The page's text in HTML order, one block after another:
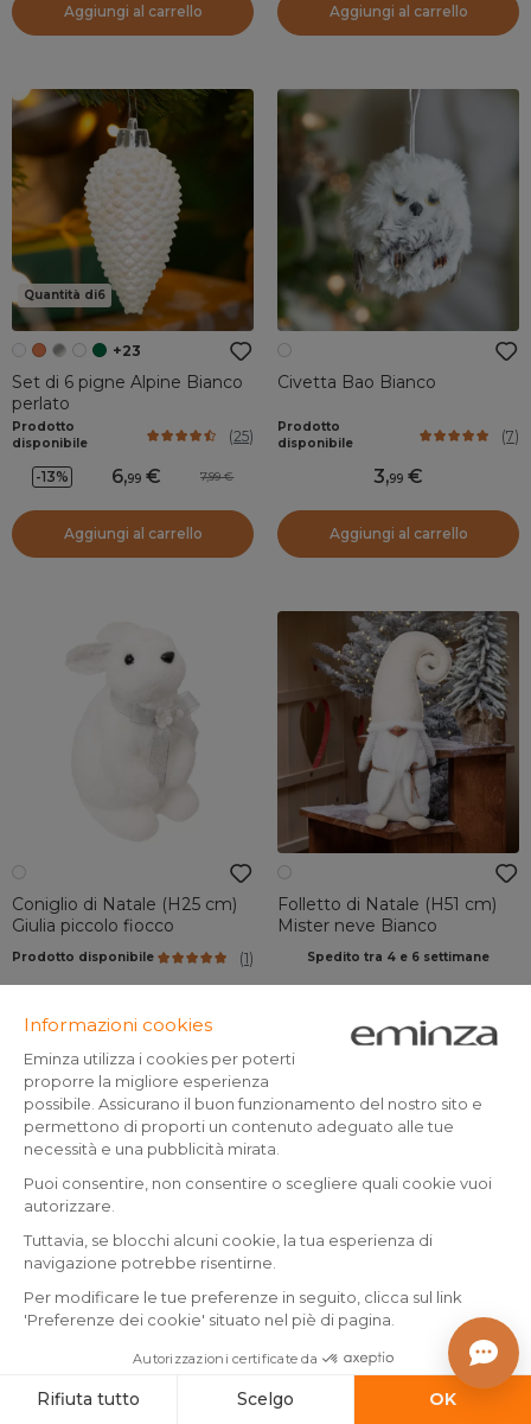
Aggiungi al carrello Aggiungi al carrello
Quantità di6
+23
Set di 6 pigne Alpine Bianco
perlato
Prodotto
disponibile
(25)
-13% 6,99 7,99
Aggiungi al carrello
Civetta Bao Bianco
Prodotto
disponibile
(7)
3,99
Aggiungi al carrello
Coniglio di Natale (H25 cm)
Giulia piccolo fiocco
Prodotto disponibile (1)
Aggiungi al carrello
Folletto di Natale (H51 cm)
Mister neve Bianco
Spedito tra 4 e 6 settimane